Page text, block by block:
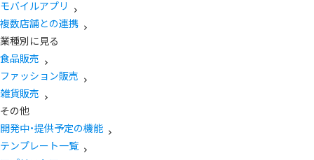
モバイルアプリ
複数店舗との連携
業種別に見る
食品販売
ファッション販売
雑貨販売
その他
開発中・提供予定の機能
テンプレート一覧